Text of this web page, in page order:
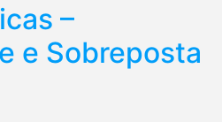
–
e Sobreposta